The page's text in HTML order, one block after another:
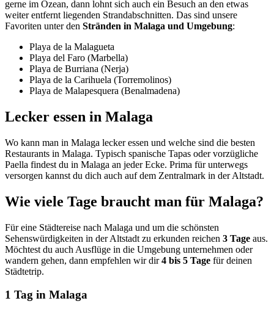
gerne im Ozean, dann lohnt sich auch ein Besuch an den etwas
weiter entfernt liegenden Strandabschnitten. Das sind unsere
Favoriten unter den Stränden in Malaga und Umgebung:
Playa de la Malagueta
Playa del Faro (Marbella)
Playa de Burriana (Nerja)
Playa de la Carihuela (Torremolinos)
Playa de Malapesquera (Benalmadena)
Lecker essen in Malaga
Wo kann man in Malaga lecker essen und welche sind die besten
Restaurants in Malaga. Typisch spanische Tapas oder vorzügliche
Paella findest du in Malaga an jeder Ecke. Prima für unterwegs
versorgen kannst du dich auch auf dem Zentralmark in der Altstadt.
Wie viele Tage braucht man für Malaga?
Für eine Städtereise nach Malaga und um die schönsten
Sehenswürdigkeiten in der Altstadt zu erkunden reichen 3 Tage aus.
Möchtest du auch Ausflüge in die Umgebung unternehmen oder
wandern gehen, dann empfehlen wir dir4 bis 5 Tage für deinen
Städtetrip.
1 Tag in Malaga